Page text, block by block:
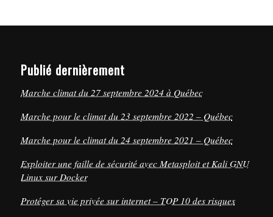
Publié dernièrement
Marche climat du 27 septembre 2024 à Québec
Marche pour le climat du 23 septembre 2022 – Québec
Marche pour le climat du 24 septembre 2021 – Québec
Exploiter une faille de sécurité avec Metasploit et Kali GNU
Linux sur Docker
Protéger sa vie privée sur internet – TOP 10 des risques